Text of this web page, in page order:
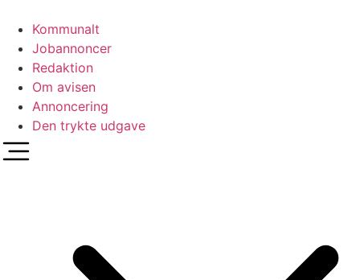
indhold
Kommunalt
Jobannoncer
Redaktion
Om avisen
Annoncering
Den trykte udgave